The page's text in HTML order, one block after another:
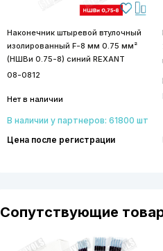
Наконечник штыревой втулочный
изолированный F-8 мм 0.75 мм²
(НШВи 0.75-8) синий REXANT
08-0812
Нет в наличии
В наличии у партнеров: 61800 шт
Цена после регистрации
Сопутствующие